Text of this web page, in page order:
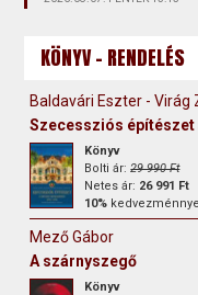
KÖNYV - RENDELÉS
Baldavári Eszter - Virág
Szecessziós építészet
Könyv
Bolti ár:29 990 Ft
Netes ár: 26 991 Ft
10%
Mező Gábor
A szárnyszegő
Könyv